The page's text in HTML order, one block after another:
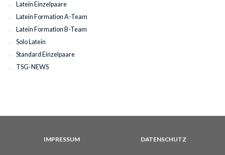
Latein Einzelpaare
Latein Formation A-Team
Latein Formation B-Team
Solo Latein
Standard Einzelpaare
TSG-NEWS
IMPRESSUM DATENSCHUTZ